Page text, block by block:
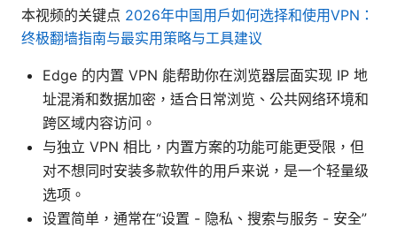
本视频的关键点 2026年中国用户如何选择和使用VPN：
终极翻墙指南与最实用策略与工具建议
Edge 的内置 VPN 能帮助你在浏览器层面实现 IP 地
址混淆和数据加密，适合日常浏览、公共网络环境和
跨区域内容访问。
与独立 VPN 相比，内置方案的功能可能更受限，但
对不想同时安装多款软件的用户来说，是一个轻量级
选项。
设置简单，通常在“设置 - 隐私、搜索与服务 - 安全”